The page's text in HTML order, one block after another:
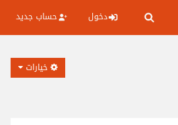
دخول حساب جديد
خيارات